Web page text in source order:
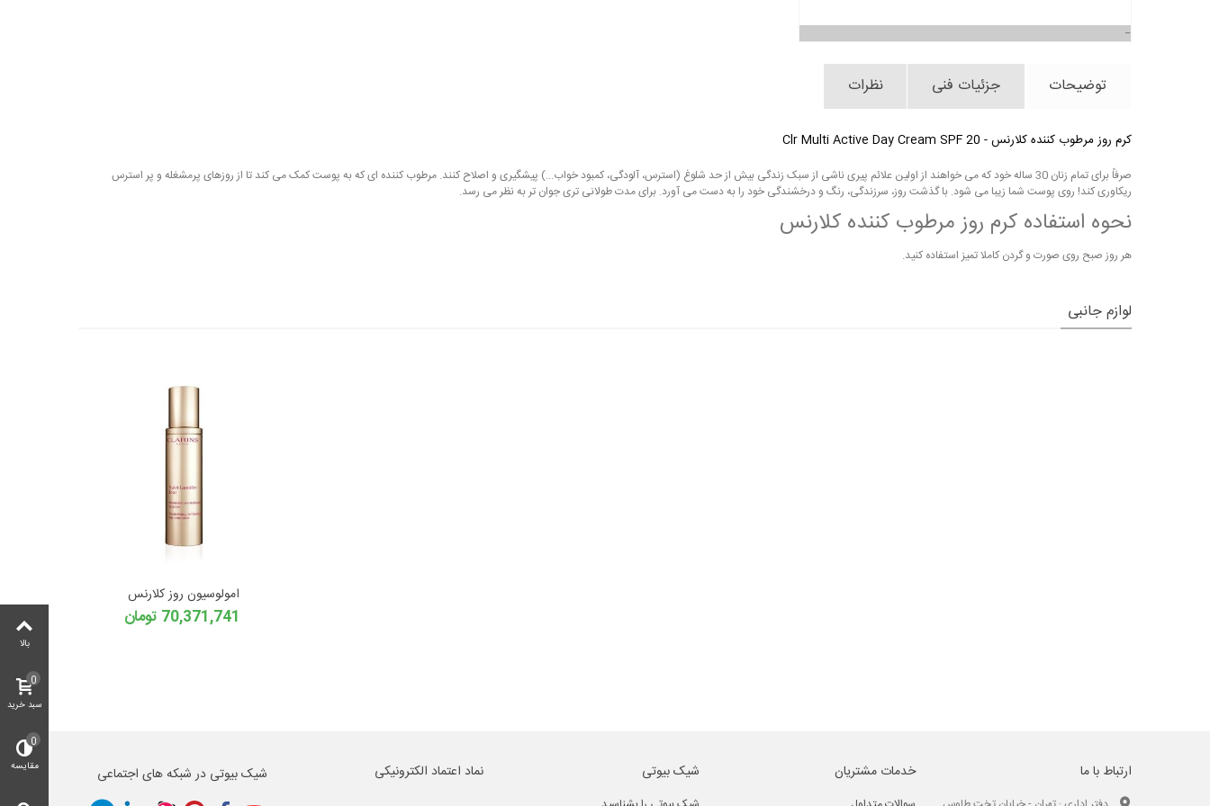
توضیحات جزئیات فنی نظرات
کرم روز مرطوب کننده کلارنس - Clr Multi Active Day Cream SPF 20
صرفاً برای تمام زنان 30 ساله خود که می خواهند از اولین علائم پیری ناشی از سبک زندگی بیش از حد شلوغ (استرس، آلودگی، کمبود خواب...) پیشگیری و اصلاح کنند. مرطوب کننده ای که به پوست کمک می کند تا از روزهای پرمشغله و پر استرس
ریکاوری کند! روی پوست شما زیبا می شود. با گذشت روز، سرزندگی، رنگ و درخشندگی خود را به دست می آورد. برای مدت طولانی تری جوان تر به نظر می رسد.
نحوه استفاده کرم روز مرطوب کننده کلارنس
هر روز صبح روی صورت و گردن کاملا تمیز استفاده کنید.
لوازم جانبی
امولوسیون روز کلارنس
70,371,741 تومان
ارتباط با ما خدمات مشتریان شیک بیوتی نماد اعتماد الکترونیکی شیک بیوتی در شبکه های اجتماعی
بالا
سبد خرید
0
مقایسه
0